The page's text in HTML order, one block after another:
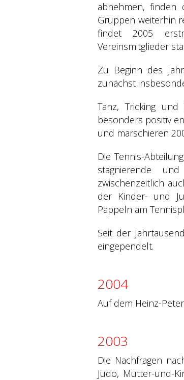
abnehmen, finden
Gruppen weiterhin
findet 2005
Vereinsmitglieder
Zu Beginn des
zunächst
Tanz, Tricking
besonders positiv
und marschieren
Die Tennis-
stagnierende
zwischenzeitlich
der Kinder- und
Pappeln am
Seit der
eingependelt.
2004
Auf dem Heinz-
2003
Die Nachfragen
Judo, Mutter-und-